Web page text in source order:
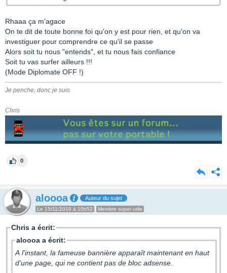
Rhaaa ça m'agace
On te dit de toute bonne foi qu'on y est pour rien, et qu'on va
investiguer pour comprendre ce qu'il se passe
Alors soit tu nous "entends", et tu nous fais confiance
Soit tu vas surfer ailleurs !!!
(Mode Diplomate OFF !)
Je penche, donc je suis
Chris
0
aloooa Auteur du sujet
Le 15/11/2019 à 10h52 Membre super utile
Chris a écrit:
aloooa a écrit:
A l'instant, la fameuse bannière apparaît maintenant en haut
d'une page, qui ne contient pas de bloc adsense.